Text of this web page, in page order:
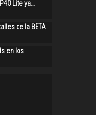
Lite ya…
de la BETA
en los